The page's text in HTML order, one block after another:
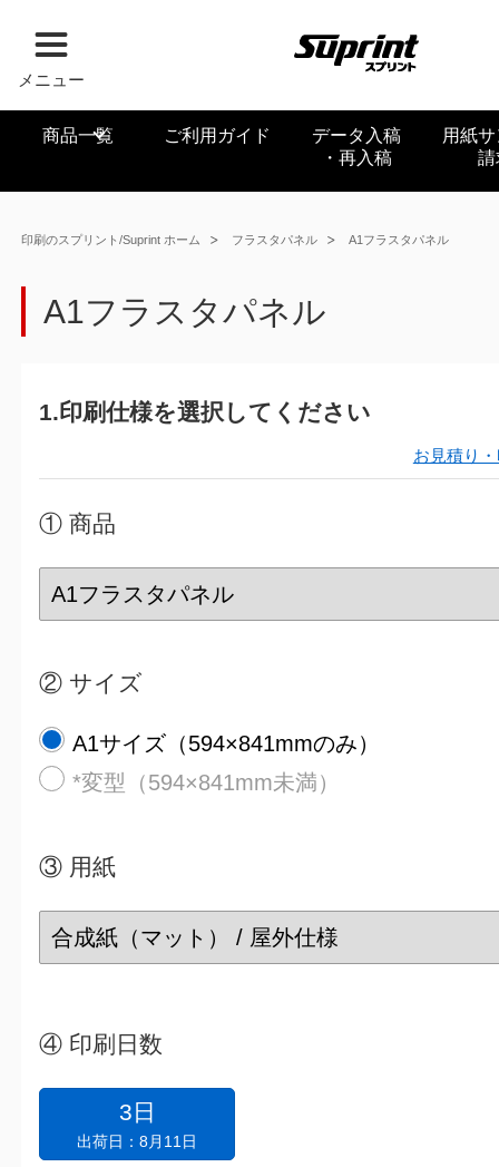
メニュー
商品一覧 ご利用ガイド
データ入稿
・再入稿
用紙
請
印刷のスプリント/Suprint ホーム フラスタパネル A1フラスタパネル
A1フラスタパネル
1.印刷仕様を選択してください
お見積り
① 商品
② サイズ
A1サイズ（594×841mmのみ）
*変型（594×841mm未満）
③ 用紙
④ 印刷日数
3日
出荷日：8月11日